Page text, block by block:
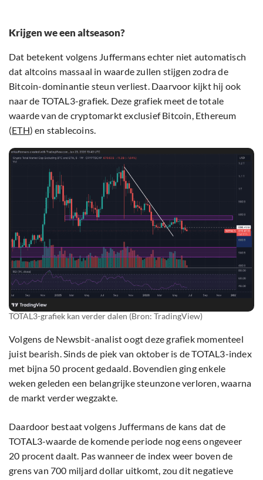
Krijgen we een altseason?
Dat betekent volgens Juffermans echter niet automatisch
dat altcoins massaal in waarde zullen stijgen zodra de
Bitcoin-dominantie steun verliest. Daarvoor kijkt hij ook
naar de TOTAL3-grafiek. Deze grafiek meet de totale
waarde van de cryptomarkt exclusief Bitcoin, Ethereum
(ETH) en stablecoins.
TOTAL3-grafiek kan verder dalen (Bron: TradingView)
Volgens de Newsbit-analist oogt deze grafiek momenteel
juist bearish. Sinds de piek van oktober is de TOTAL3-index
met bijna 50 procent gedaald. Bovendien ging enkele
weken geleden een belangrijke steunzone verloren, waarna
de markt verder wegzakte.
Daardoor bestaat volgens Juffermans de kans dat de
TOTAL3-waarde de komende periode nog eens ongeveer
20 procent daalt. Pas wanneer de index weer boven de
grens van 700 miljard dollar uitkomt, zou dit negatieve